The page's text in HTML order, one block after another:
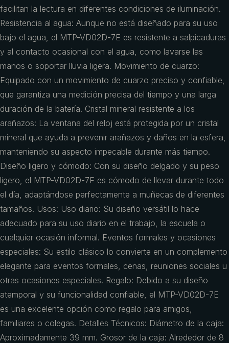
facilitan la lectura en diferentes condiciones de iluminación.
Resistencia al agua: Aunque no está diseñado para su uso
bajo el agua, el MTP-VD02D-7E es resistente a salpicaduras
y al contacto ocasional con el agua, como lavarse las
manos o soportar lluvia ligera. Movimiento de cuarzo:
Equipado con un movimiento de cuarzo preciso y confiable,
que garantiza una medición precisa del tiempo y una larga
duración de la batería. Cristal mineral resistente a los
arañazos: La ventana del reloj está protegida por un cristal
mineral que ayuda a prevenir arañazos y daños en la esfera,
manteniendo su aspecto impecable durante más tiempo.
Diseño ligero y cómodo: Con su diseño delgado y su peso
ligero, el MTP-VD02D-7E es cómodo de llevar durante todo
el día, adaptándose perfectamente a muñecas de diferentes
tamaños. Usos: Uso diario: Su diseño versátil lo hace
adecuado para su uso diario en el trabajo, la escuela o
cualquier ocasión informal. Eventos formales y ocasiones
especiales: Su estilo clásico lo convierte en un complemento
elegante para eventos formales, cenas, reuniones sociales u
otras ocasiones especiales. Regalo: Debido a su diseño
atemporal y su funcionalidad confiable, el MTP-VD02D-7E
es una excelente opción como regalo para amigos,
familiares o colegas. Detalles Técnicos: Diámetro de la caja:
Aproximadamente 39 mm. Grosor de la caja: Alrededor de 8